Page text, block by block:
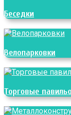
Беседки
Велопарковки
Торговые